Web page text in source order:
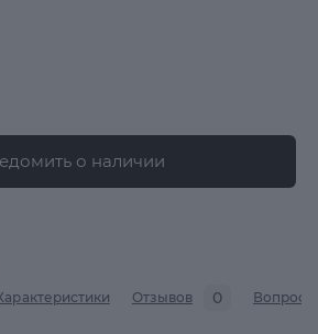
о наличии
Отзывов 0 Вопросы